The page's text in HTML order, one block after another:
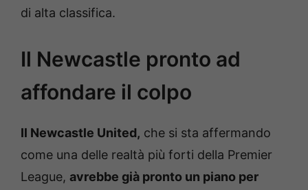
di alta classifica.
Il Newcastle pronto ad
affondare il colpo
Il Newcastle United, che si sta affermando
come una delle realtà più forti della Premier
League, avrebbe già pronto un piano per